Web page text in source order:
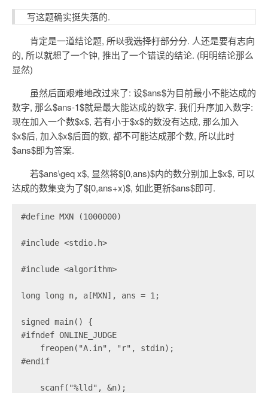
写这题确实挺失落的.
肯定是一道结论题, 所以我选择打部分分. 人还是要有志向
的, 所以就想了一个钟, 推出了一个错误的结论. (明明结论那么
显然)
虽然后面艰难地改过来了: 设$ans$为目前最小不能达成的
数字, 那么$ans-1$就是最大能达成的数字. 我们升序加入数字:
现在加入一个数$x$, 若有小于$x$的数没有达成, 那么加入
$x$后, 加入$x$后面的数, 都不可能达成那个数, 所以此时
$ans$即为答案.
若$ans\geq x$, 显然将$[0,ans)$内的数分别加上$x$, 可以
达成的数集变为了$[0,ans+x)$, 如此更新$ans$即可.
#define MXN (1000000)
#include <stdio.h>
#include <algorithm>
long long n, a[MXN], ans = 1;
signed main() {
#ifndef ONLINE_JUDGE
    freopen("A.in", "r", stdin);
#endif
    scanf("%lld", &n);